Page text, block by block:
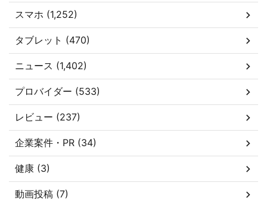
スマホ (1,252)
タブレット (470)
ニュース (1,402)
プロバイダー (533)
レビュー (237)
企業案件・PR (34)
健康 (3)
動画投稿 (7)